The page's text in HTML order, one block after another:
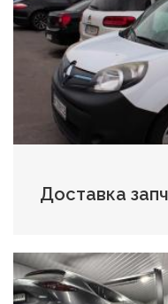
Доставка